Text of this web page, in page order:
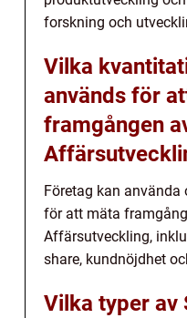
forskning och
Vilka
används för
framgången
Företag kan
för att mäta
Affärsutveckling,
share, kundnöjdhet
Vilka typer av